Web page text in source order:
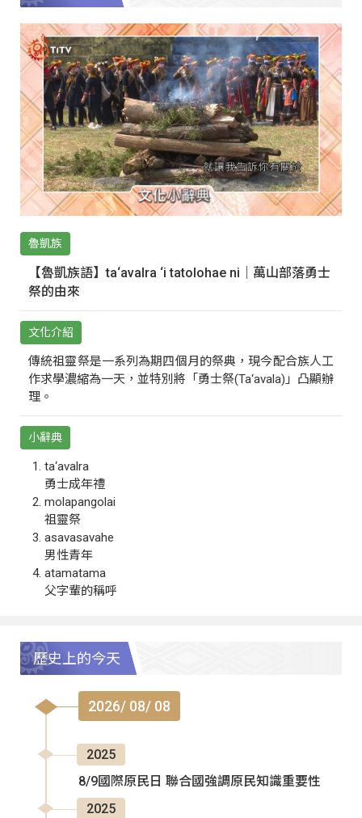
魯凱族
【魯凱族語】ta‘avalra ‘i tatolohae ni｜萬山部落勇士
祭的由來
文化介紹
傳統祖靈祭是一系列為期四個月的祭典，現今配合族人工
作求學濃縮為一天，並特別將「勇士祭(Ta‘avala)」凸顯辦
理。
小辭典
ta‘avalra
勇士成年禮
molapangolai
祖靈祭
asavasavahe
男性青年
atamatama
父字輩的稱呼
歷史上的今天
2026/ 08/ 08
2025
8/9國際原民日 聯合國強調原民知識重要性
2025